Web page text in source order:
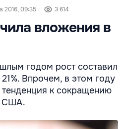
2016, 09:35 3 614
вложения в
годом рост составил
Впрочем, в этом году
к сокращению
США.